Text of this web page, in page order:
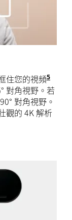
住您的視頻5
對角視野。若
對角視野。
觀的 4K 解析